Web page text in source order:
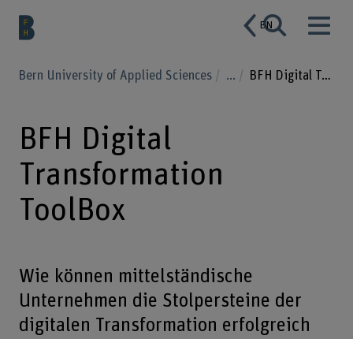
EN
Bern University of Applied Sciences ... BFH Digital Transformation ToolBox
BFH Digital
Transformation
ToolBox
Wie können mittelständische
Unternehmen die Stolpersteine der
digitalen Transformation erfolgreich